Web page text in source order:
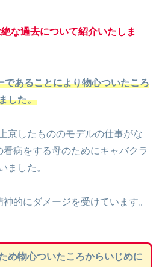
な過去について紹介いたしま
であることにより物心ついたころ
した。
京したもののモデルの仕事がな
看病をする母のためにキャバクラ
ました。
的にダメージを受けています。
め物心ついたころからいじめに